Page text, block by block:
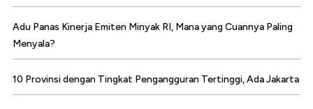
Adu Panas Kinerja Emiten Minyak RI, Mana yang Cuannya Paling
Menyala?
10 Provinsi dengan Tingkat Pengangguran Tertinggi, Ada Jakarta